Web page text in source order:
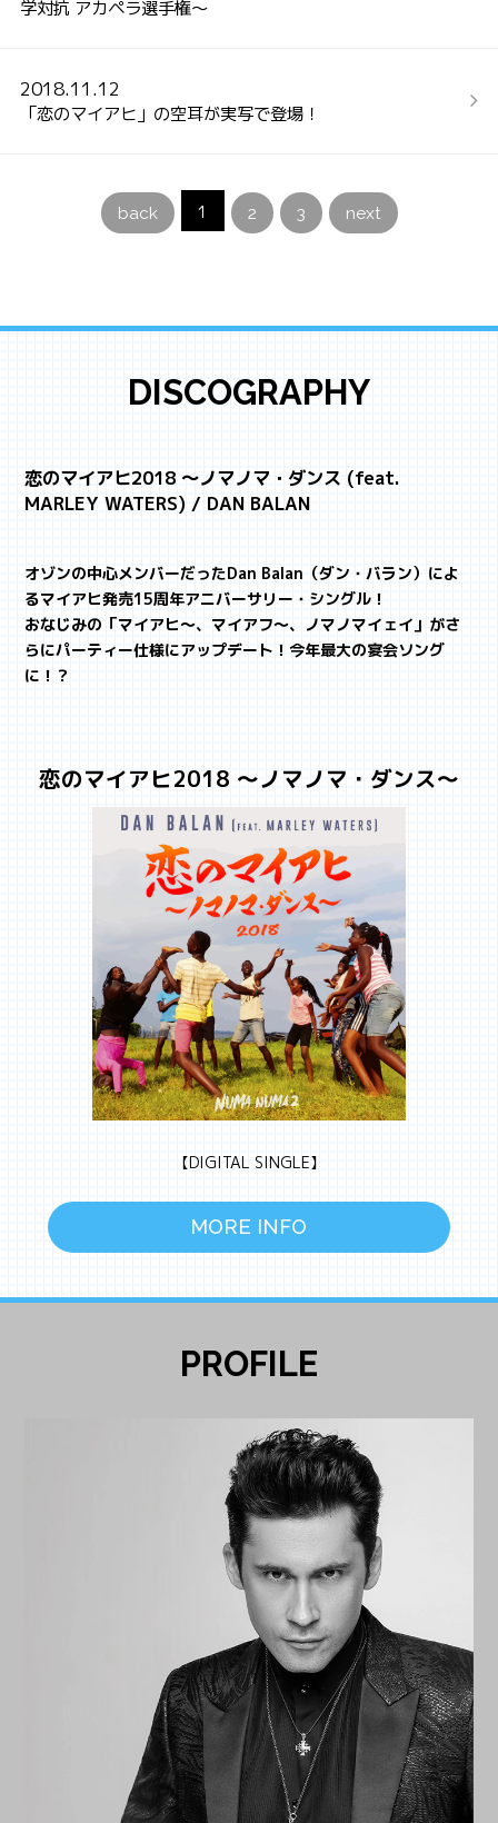
back 1 2 3 next
学対抗 アカペラ選手権～
2018.11.12
「恋のマイアヒ」の空耳が実写で登場！
DISCOGRAPHY
恋のマイアヒ2018 ～ノマノマ・ダンス (feat.
MARLEY WATERS) / DAN BALAN
オゾンの中心メンバーだったDan Balan（ダン・バラン）によ
るマイアヒ発売15周年アニバーサリー・シングル！
おなじみの「マイアヒ～、マイアフ～、ノマノマイェイ」がさ
らにパーティー仕様にアップデート！今年最大の宴会ソング
に！？
恋のマイアヒ2018 ～ノマノマ・ダンス～
【DIGITAL SINGLE】
MORE INFO
PROFILE